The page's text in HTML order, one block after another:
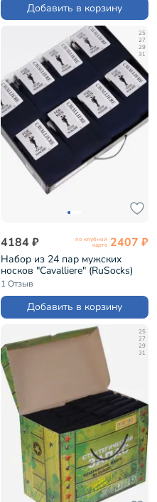
Добавить в корзину
25
27
29
31
4184 ₽ по клубной
карте 2407 ₽
Набор из 24 пар мужских
носков "Cavalliere" (RuSocks)
темно-синие (CR-24)
1 Отзыв
Добавить в корзину
25
27
29
31